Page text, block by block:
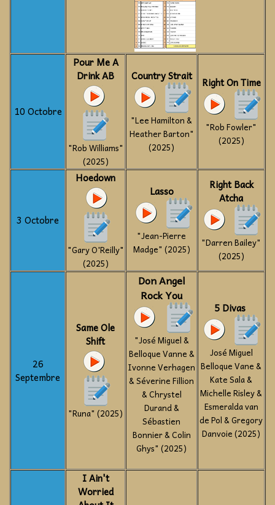
10 Octobre
Pour Me A
Drink AB
"Rob Williams"
(2025)
Country Strait
"Lee Hamilton &
Heather Barton"
(2025)
Right On Time
"Rob Fowler"
(2025)
3 Octobre
Hoedown
"Gary O'Reilly"
(2025)
Lasso
"Jean-Pierre
Madge" (2025)
Right Back
Atcha
"Darren Bailey"
(2025)
26
Septembre
Same Ole
Shift
"Runa" (2025)
Don Angel
Rock You
"José Miguel &
Belloque Vanne &
Ivonne Verhagen
& Séverine Fillion
& Chrystel
Durand &
Sébastien
Bonnier & Colin
Ghys" (2025)
5 Divas
José Miguel
Belloque Vane &
Kate Sala &
Michelle Risley &
Esmeralda van
de Pol & Gregory
Danvoie (2025)
I Ain't
Worried